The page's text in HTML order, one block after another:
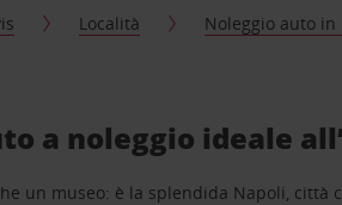
Località Noleggio auto in
a noleggio ideale
un museo: è la splendida Napoli,